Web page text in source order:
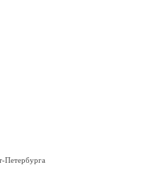
Петербурга